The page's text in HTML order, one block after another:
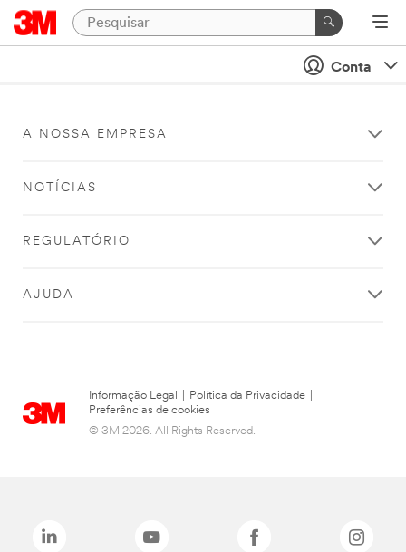
Conta
A NOSSA EMPRESA
NOTÍCIAS
REGULATÓRIO
AJUDA
Informação Legal Política da Privacidade
Preferências de cookies
© 3M 2026. All Rights Reserved.